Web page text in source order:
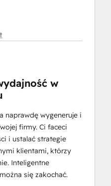
w
naprawdę wygeneruje i
firmy. Ci faceci
i ustalać strategie
klientami, którzy
Inteligentne
się zakochać.